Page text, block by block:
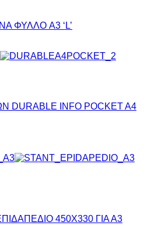
ΦΥΛΛΟ A3 ‘L’
DURABLE INFO POCKET A4
450Χ330 ΓΙΑ Α3